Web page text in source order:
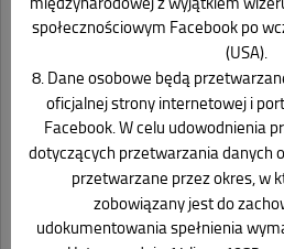
społecznościowym Facebook po
(USA).
8. Dane osobowe będą
oficjalnej strony internetowej i
Facebook. W celu udowodnienia
dotyczących przetwarzania danych
przetwarzane przez okres, w
zobowiązany jest do
udokumentowania spełnienia